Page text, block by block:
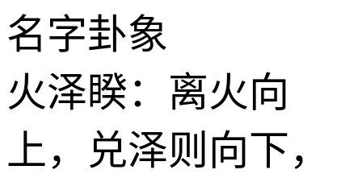
名字卦象
火泽睽：离火向
上，兑泽则向下，